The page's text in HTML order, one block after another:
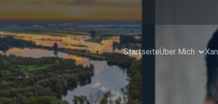
StartseiteÜber Mich